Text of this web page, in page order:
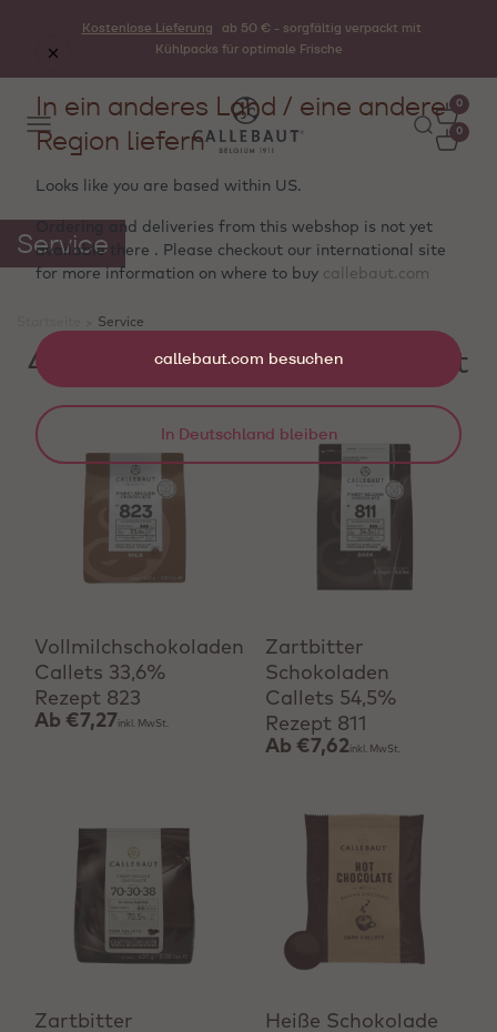
Kostenlose Lieferung
ab 50 € - sorgfältig verpackt mit
Kühlpacks für optimale Frische
0
0
Service
Service
4 Produkte werden angezeigt
Produkt anzeigen
Vollmilchschokoladen
Callets 33,6%
Rezept 823
Ab €7,27inkl. MwSt.
Produkt anzeigen
Zartbitter
Schokoladen
Callets 54,5%
Rezept 811
Ab €7,62inkl. MwSt.
Produkt anzeigen
Zartbitter
Schnell hinzufügen
Heiße Schokolade
In ein anderes Land / eine andere
Region liefern
Looks like you are based within US.
Ordering and deliveries from this webshop is not yet
available there . Please checkout our international site
for more information on where to buy callebaut.com
callebaut.com besuchen
In Deutschland bleiben